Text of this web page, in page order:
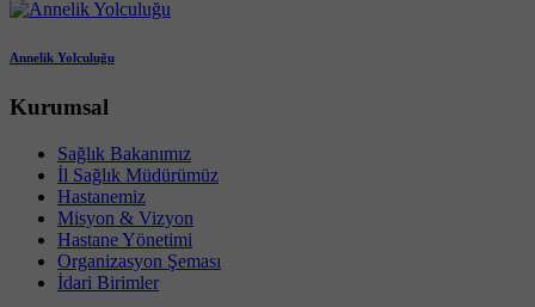
Annelik Yolculuğu
Kurumsal
Sağlık Bakanımız
İl Sağlık Müdürümüz
Hastanemiz
Misyon & Vizyon
Hastane Yönetimi
Organizasyon Şeması
İdari Birimler